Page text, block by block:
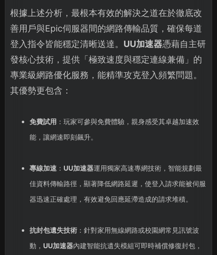
根據上述分析，最根本有效的解決之道在於徹底改
善用戶與Epic伺服器間的網路傳輸品質，確保每道
登入指令皆能穩定清晰送達。 UU加速器憑藉自主研
發核心技術，提供「極致速度與穩定連線兼備」的
專業級網路優化服務，能精準攻克登入頻繁問題。
其優勢更包含：
免費試用 ：玩家可參與免費體驗，親身感受其卓越加速效
能，讓網速即刻飆升。
專線加速： UU加速器運用獨家高速專網技術，智能規劃最
佳資料傳輸路徑，顯著降低網路延遲，使登入請求能被伺服
器迅速正確處理，有效避免回應延滯造成的請求堆積。
抗封包遺失技術：針對家用無線網路或校園網常見訊號波
動， UU加速器內建智能抗遺失模組可即時補償修復封包，